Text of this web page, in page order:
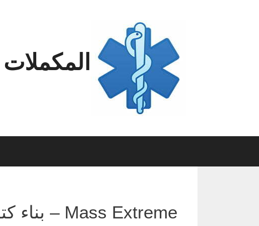
Mass Extreme – بناء كتلة العضلات